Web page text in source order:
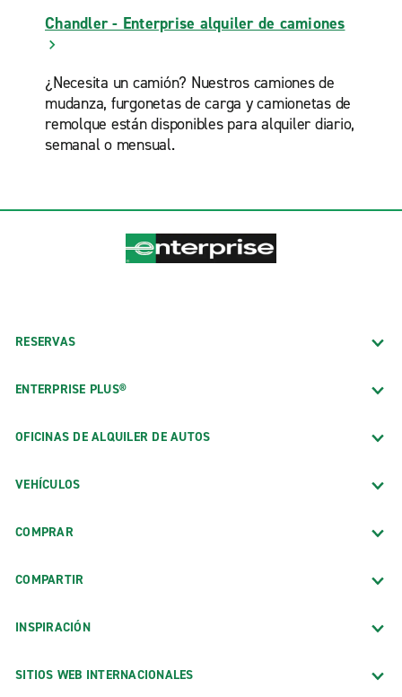
Chandler - Enterprise alquiler de camiones
¿Necesita un camión? Nuestros camiones de
mudanza, furgonetas de carga y camionetas de
remolque están disponibles para alquiler diario,
semanal o mensual.
RESERVAS
ENTERPRISE PLUS®
OFICINAS DE ALQUILER DE AUTOS
VEHÍCULOS
COMPRAR
COMPARTIR
INSPIRACIÓN
SITIOS WEB INTERNACIONALES